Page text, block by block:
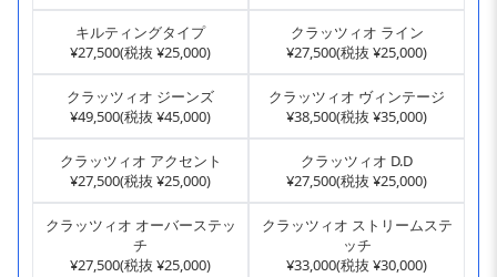
キルティングタイプ
¥27,500(税抜 ¥25,000)
クラッツィオ ライン
¥27,500(税抜 ¥25,000)
クラッツィオ ジーンズ
¥49,500(税抜 ¥45,000)
クラッツィオ ヴィンテージ
¥38,500(税抜 ¥35,000)
クラッツィオ アクセント
¥27,500(税抜 ¥25,000)
クラッツィオ D.D
¥27,500(税抜 ¥25,000)
クラッツィオ オーバーステッ
チ
¥27,500(税抜 ¥25,000)
クラッツィオ ストリームステ
ッチ
¥33,000(税抜 ¥30,000)